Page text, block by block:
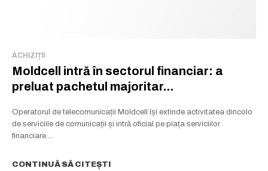
ACHIZIȚII
Moldcell intră în sectorul financiar: a
preluat pachetul majoritar...
Operatorul de telecomunicații Moldcell își extinde activitatea dincolo
de serviciile de comunicații și intră oficial pe piața serviciilor
financiare....
CONTINUĂ SĂ CITEȘTI